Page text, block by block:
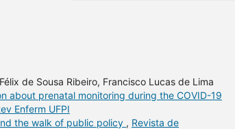
de Sousa Ribeiro, Francisco Lucas de Lima
about prenatal monitoring during the COVID-19
Enferm UFPI
the walk of public policy , Revista de